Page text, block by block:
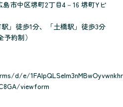
島市中区堺町2丁目4－16 堺町Yビ
」徒歩1分、「土橋駅」徒歩3分
予約制）
d/e/
viewform